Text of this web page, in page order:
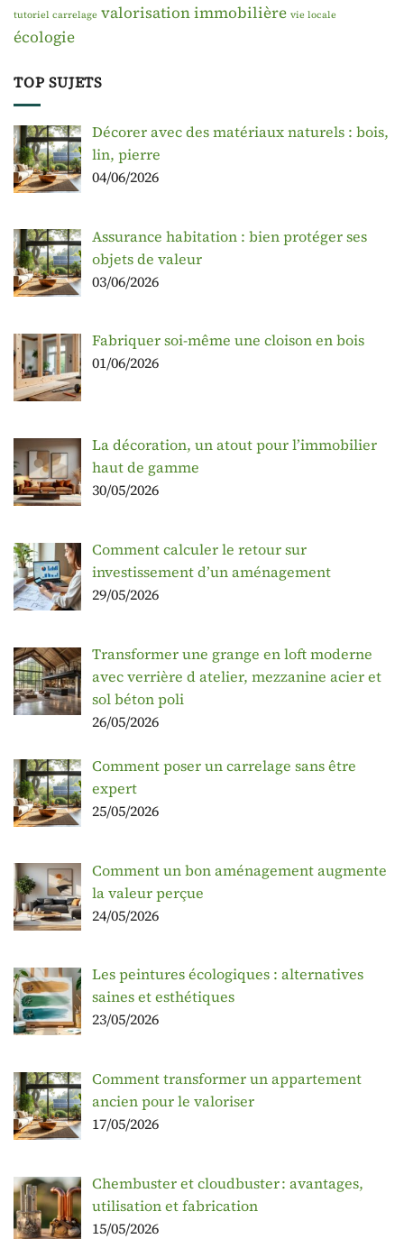
tutoriel carrelage valorisation immobilière vie locale
écologie
TOP SUJETS
Décorer avec des matériaux naturels : bois,
lin, pierre
04/06/2026
Assurance habitation : bien protéger ses
objets de valeur
03/06/2026
Fabriquer soi-même une cloison en bois
01/06/2026
La décoration, un atout pour l’immobilier
haut de gamme
30/05/2026
Comment calculer le retour sur
investissement d’un aménagement
29/05/2026
Transformer une grange en loft moderne
avec verrière d atelier, mezzanine acier et
sol béton poli
26/05/2026
Comment poser un carrelage sans être
expert
25/05/2026
Comment un bon aménagement augmente
la valeur perçue
24/05/2026
Les peintures écologiques : alternatives
saines et esthétiques
23/05/2026
Comment transformer un appartement
ancien pour le valoriser
17/05/2026
Chembuster et cloudbuster : avantages,
utilisation et fabrication
15/05/2026